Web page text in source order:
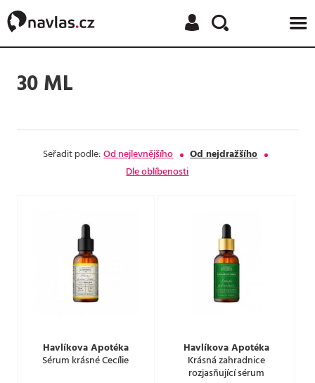
30 ML
Seřadit podle:Od nejlevnějšího
Od nejdražšího
Dle oblíbenosti
Havlíkova Apotéka
Sérum krásné Cecílie
Havlíkova Apotéka
Krásná zahradnice
rozjasňující sérum